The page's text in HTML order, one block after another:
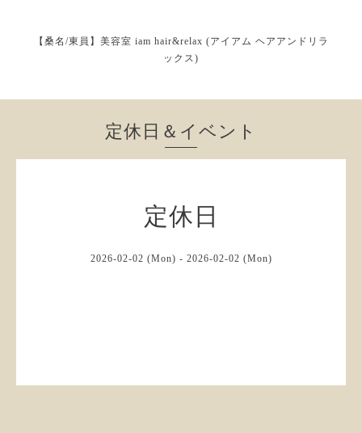
【桑名/東員】美容室 iam hair&relax (アイアム ヘアアンドリラ
ックス)
定休日＆イベント
定休日
2026-02-02 (Mon) - 2026-02-02 (Mon)